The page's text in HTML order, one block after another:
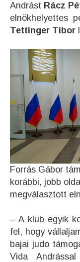
Andrást Rácz
elnökhelyettes
Tettinger Tibor
Forrás Gábor
korábbi, jobb
megválasztott
– A klub egyik
fel, hogy
bajai judo
Vida